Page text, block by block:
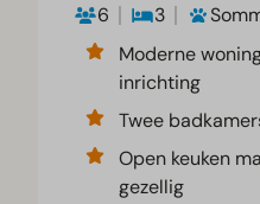
6
3
Moderne
inrichting
Twee
Open keuken
gezellig